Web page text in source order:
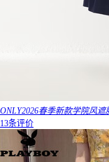
ONLY2026春季新款学院风遮
13条评价